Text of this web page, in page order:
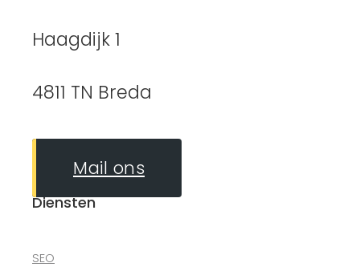
Haagdijk 1
4811 TN Breda
Mail ons
Diensten
SEO